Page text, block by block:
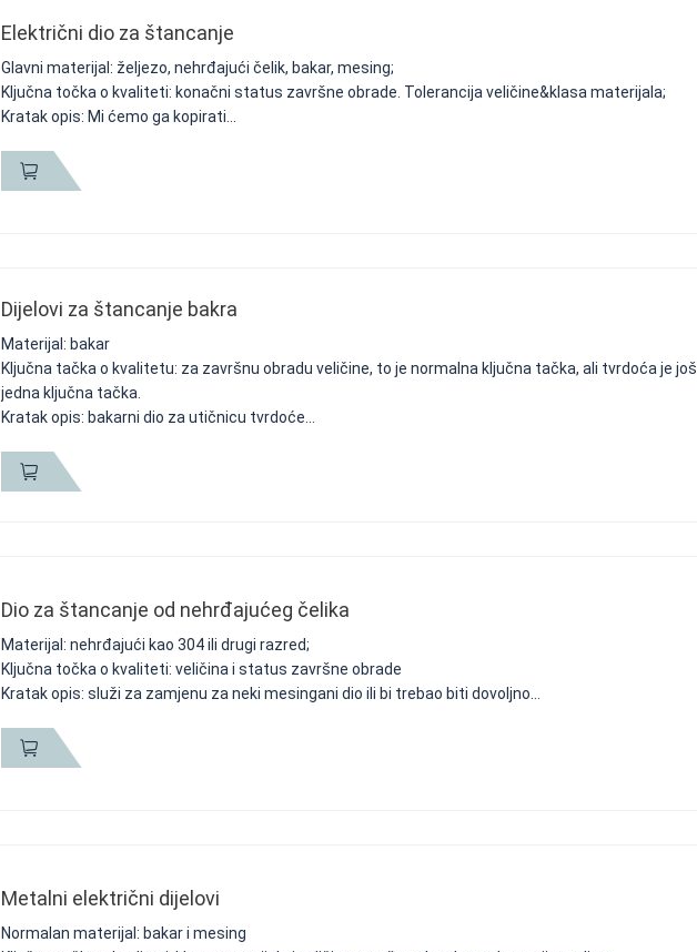
Električni dio za štancanje
Glavni materijal: željezo, nehrđajući čelik, bakar, mesing;
Ključna točka o kvaliteti: konačni status završne obrade. Tolerancija veličine&klasa materijala;
Kratak opis: Mi ćemo ga kopirati...
Dijelovi za štancanje bakra
Materijal: bakar
Ključna tačka o kvalitetu: za završnu obradu veličine, to je normalna ključna tačka, ali tvrdoća je još
jedna ključna tačka.
Kratak opis: bakarni dio za utičnicu tvrdoće...
Dio za štancanje od nehrđajućeg čelika
Materijal: nehrđajući kao 304 ili drugi razred;
Ključna točka o kvaliteti: veličina i status završne obrade
Kratak opis: služi za zamjenu za neki mesingani dio ili bi trebao biti dovoljno...
Metalni električni dijelovi
Normalan materijal: bakar i mesing